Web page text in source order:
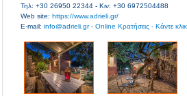
Τηλ: +30 26950 22344 - Κιν: +30 6972504488
Web site: https://www.adrieli.gr/
E-mail: info@adrieli.gr- Online Κρατήσεις - Κάντε